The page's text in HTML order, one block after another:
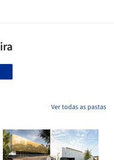
Ver todas as pastas